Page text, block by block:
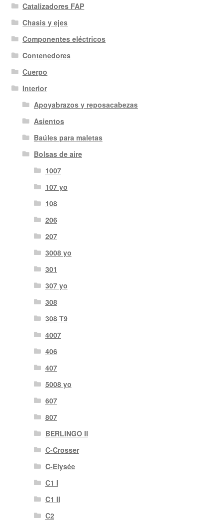
Catalizadores FAP
Chasis y ejes
Componentes eléctricos
Contenedores
Cuerpo
Interior
Apoyabrazos y reposacabezas
Asientos
Baúles para maletas
Bolsas de aire
1007
107 yo
108
206
207
3008 yo
301
307 yo
308
308 T9
4007
406
407
5008 yo
607
807
BERLINGO II
C-Crosser
C-Elysée
C1 I
C1 II
C2